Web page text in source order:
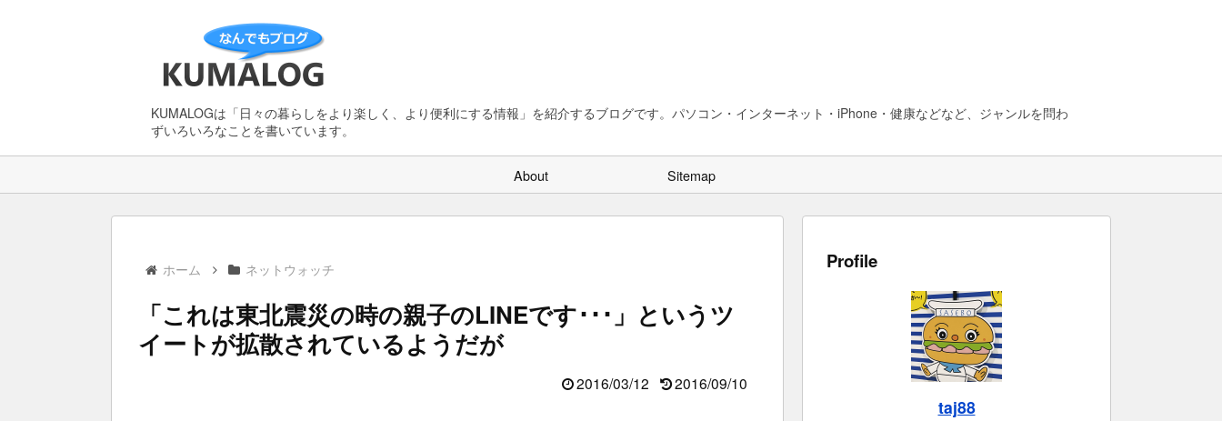
KUMALOGは「日々の暮らしをより楽しく、より便利にする情報」を紹介するブログです。パソコン・インターネット・iPhone・健康などなど、ジャンルを問わ
ずいろいろなことを書いています。
About Sitemap
ホーム ネットウォッチ
「これは東北震災の時の親子のLINEです･･･」というツ
イートが拡散されているようだが
2016/03/12 2016/09/10
Profile
taj88